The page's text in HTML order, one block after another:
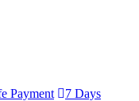
Payment
7 Days